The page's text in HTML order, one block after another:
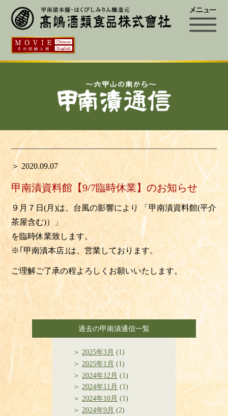
＞ 2020.09.07
甲南漬資料館【9/7臨時休業】のお知らせ
９月７日(月)は、台風の影響により 「甲南漬資料館(平介
茶屋含む)）」
を臨時休業致します。
※｢甲南漬本店｣は、営業しております。
ご理解ご了承の程よろしくお願いいたします。
過去の甲南漬通信一覧
2025年3月 (1)
2025年1月 (1)
2024年12月 (1)
2024年11月 (1)
2024年10月 (1)
2024年9月 (2)